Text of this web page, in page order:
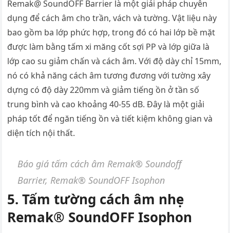
Remak@ SoundOFF Barrier là một giải pháp chuyên
dụng để cách âm cho trần, vách và tường. Vật liệu này
bao gồm ba lớp phức hợp, trong đó có hai lớp bề mặt
được làm bằng tấm xi măng cốt sợi PP và lớp giữa là
lớp cao su giảm chấn và cách âm. Với độ dày chỉ 15mm,
nó có khả năng cách âm tương đương với tường xây
dựng có độ dày 220mm và giảm tiếng ồn ở tần số
trung bình và cao khoảng 40-55 dB. Đây là một giải
pháp tốt để ngăn tiếng ồn và tiết kiệm không gian và
diện tích nội thất.
Báo giá tấm cách âm Remak® Soundoff
Barrier, Remak® SoundOFF Isophon
5. Tấm tường cách âm nhẹ
Remak® SoundOFF Isophon